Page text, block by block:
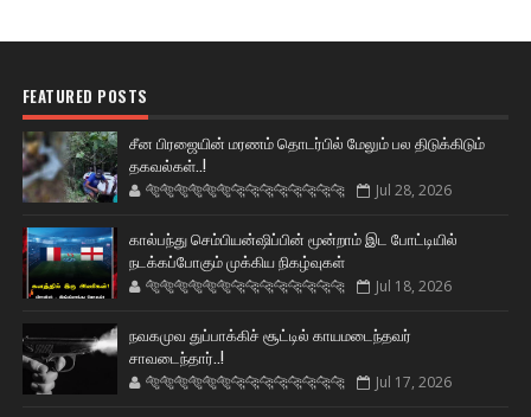
FEATURED POSTS
சீன பிரஜையின் மரணம் தொடர்பில் மேலும் பல திடுக்கிடும்
தகவல்கள்..!
🐅🐅🐅🐅🐅🐅🐆🐆🐆🐆🐆🐆🐆🐆 Jul 28, 2026
கால்பந்து செம்பியன்ஷிப்பின் மூன்றாம் இட போட்டியில்
நடக்கப்போகும் முக்கிய நிகழ்வுகள்
🐅🐅🐅🐅🐅🐅🐆🐆🐆🐆🐆🐆🐆🐆 Jul 18, 2026
நவகமுவ துப்பாக்கிச் சூட்டில் காயமடைந்தவர்
சாவடைந்தார்..!
🐅🐅🐅🐅🐅🐅🐆🐆🐆🐆🐆🐆🐆🐆 Jul 17, 2026